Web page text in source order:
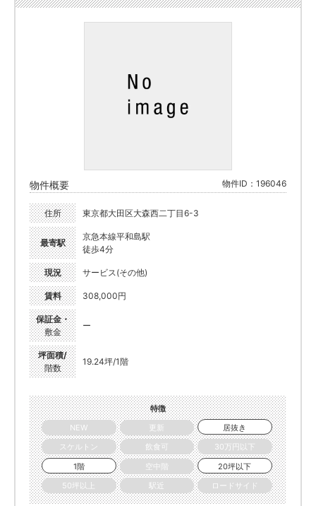
物件概要 物件ID：196046
住所 東京都大田区大森西二丁目6-3
最寄駅
京急本線平和島駅
徒歩4分
現況 サービス(その他)
賃料 308,000円
保証金・
敷金
ー
坪面積/
階数
19.24坪/1階
特徴
NEW
更新
居抜き
スケルトン
飲食可
30万円以下
1階
空中階
20坪以下
50坪以上
駅近 ロードサイド